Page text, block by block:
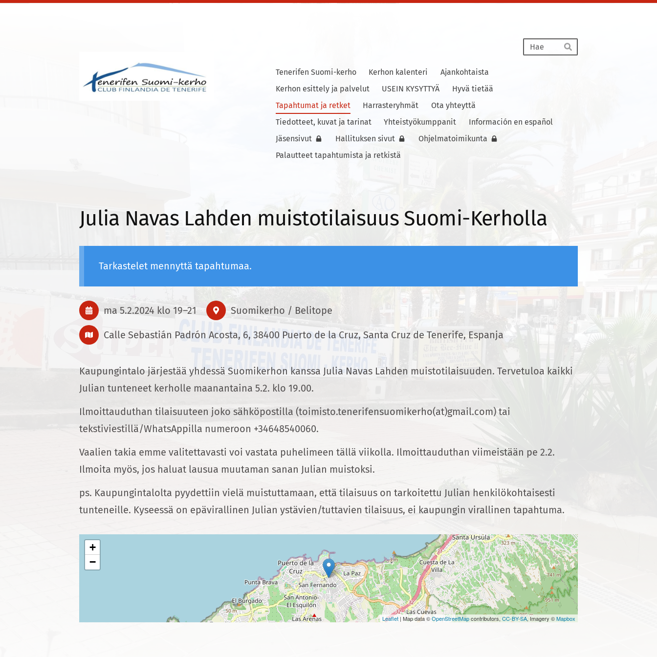
Hae
Tenerifen Suomi-kerho
Tenerifen Suomi-kerho Kerhon kalenteri
Ajankohtaista
Kerhon esittely ja palvelut
USEIN KYSYTTYÄ
Hyvä tietää
Tapahtumat ja retket
Harrasteryhmät
Ota yhteyttä
Tiedotteet, kuvat ja tarinat
Yhteistyökumppanit
Información en español
Jäsensivut
Hallituksen sivut
Ohjelmatoimikunta
Palautteet tapahtumista ja retkistä
Julia Navas Lahden muistotilaisuus Suomi-Kerholla
Tarkastelet mennyttä tapahtumaa.
ma 5.2.2024 klo 19–21 Suomikerho / Belitope
Calle Sebastián Padrón Acosta, 6, 38400 Puerto de la Cruz, Santa Cruz de Tenerife, Espanja
Kaupungintalo järjestää yhdessä Suomikerhon kanssa Julia Navas Lahden muistotilaisuuden. Tervetuloa kaikki
Julian tunteneet kerholle maanantaina 5.2. klo 19.00.
Ilmoittauduthan tilaisuuteen joko sähköpostilla (toimisto.tenerifensuomikerho(at)gmail.com) tai
tekstiviestillä/WhatsAppilla numeroon +34648540060.
Vaalien takia emme valitettavasti voi vastata puhelimeen tällä viikolla. Ilmoittauduthan viimeistään pe 2.2.
Ilmoita myös, jos haluat lausua muutaman sanan Julian muistoksi.
ps. Kaupungintalolta pyydettiin vielä muistuttamaan, että tilaisuus on tarkoitettu Julian henkilökohtaisesti
tunteneille. Kyseessä on epävirallinen Julian ystävien/tuttavien tilaisuus, ei kaupungin virallinen tapahtuma.
+
−
Leaflet | Map data ©OpenStreetMapcontributors, CC-BY-SA, Imagery ©Mapbox